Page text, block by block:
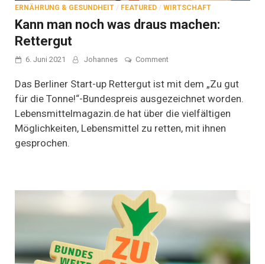
ERNÄHRUNG & GESUNDHEIT / FEATURED / WIRTSCHAFT
Kann man noch was draus machen:
Rettergut
6. Juni 2021 Johannes Commenton
man
was
draus
Rettergut
Das Berliner Start-up Rettergut ist mit dem „Zu gut
für die Tonne!“-Bundespreis ausgezeichnet worden.
Lebensmittelmagazin.de hat über die vielfältigen
Möglichkeiten, Lebensmittel zu retten, mit ihnen
gesprochen.